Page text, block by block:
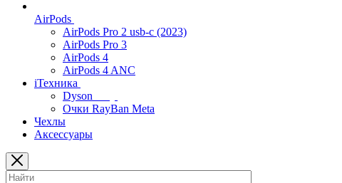
AirPods
AirPods Pro 2 usb-c (2023)
AirPods Pro 3
AirPods 4
AirPods 4 ANC
iТехника
Dyson
Очки RayBan Meta
Чехлы
Аксессуары